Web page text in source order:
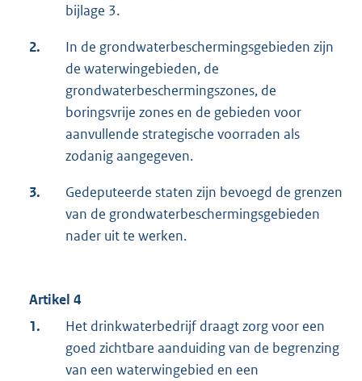
bijlage 3.
2.
In de grondwaterbeschermingsgebieden zijn
de waterwingebieden, de
grondwaterbeschermingszones, de
boringsvrije zones en de gebieden voor
aanvullende strategische voorraden als
zodanig aangegeven.
3.
Gedeputeerde staten zijn bevoegd de grenzen
van de grondwaterbeschermingsgebieden
nader uit te werken.
Artikel 4
1.
Het drinkwaterbedrijf draagt zorg voor een
goed zichtbare aanduiding van de begrenzing
van een waterwingebied en een